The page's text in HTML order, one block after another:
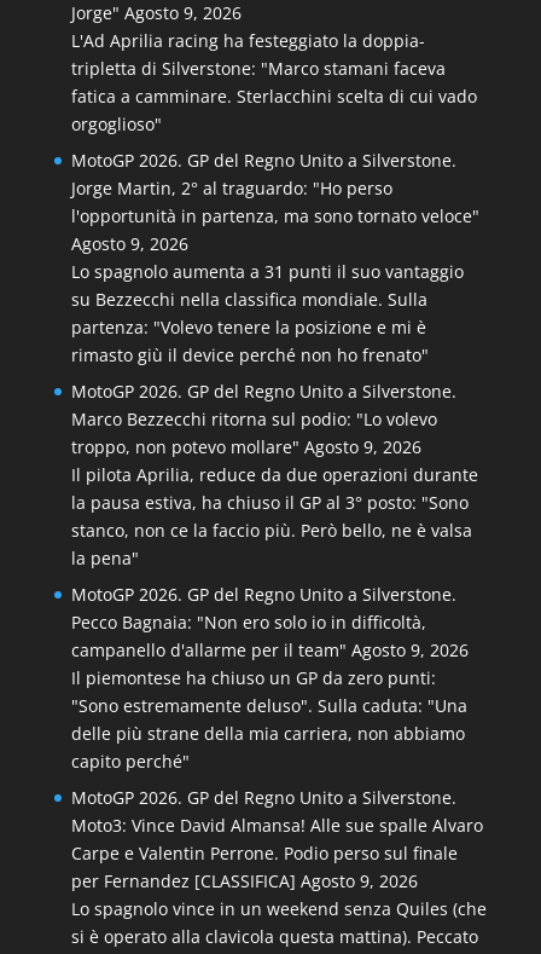
Jorge" Agosto 9, 2026
L'Ad Aprilia racing ha festeggiato la doppia-
tripletta di Silverstone: "Marco stamani faceva
fatica a camminare. Sterlacchini scelta di cui vado
orgoglioso"
MotoGP 2026. GP del Regno Unito a Silverstone.
Jorge Martin, 2° al traguardo: "Ho perso
l'opportunità in partenza, ma sono tornato veloce"
Agosto 9, 2026
Lo spagnolo aumenta a 31 punti il suo vantaggio
su Bezzecchi nella classifica mondiale. Sulla
partenza: "Volevo tenere la posizione e mi è
rimasto giù il device perché non ho frenato"
MotoGP 2026. GP del Regno Unito a Silverstone.
Marco Bezzecchi ritorna sul podio: "Lo volevo
troppo, non potevo mollare" Agosto 9, 2026
Il pilota Aprilia, reduce da due operazioni durante
la pausa estiva, ha chiuso il GP al 3° posto: "Sono
stanco, non ce la faccio più. Però bello, ne è valsa
la pena"
MotoGP 2026. GP del Regno Unito a Silverstone.
Pecco Bagnaia: "Non ero solo io in difficoltà,
campanello d'allarme per il team" Agosto 9, 2026
Il piemontese ha chiuso un GP da zero punti:
"Sono estremamente deluso". Sulla caduta: "Una
delle più strane della mia carriera, non abbiamo
capito perché"
MotoGP 2026. GP del Regno Unito a Silverstone.
Moto3: Vince David Almansa! Alle sue spalle Alvaro
Carpe e Valentin Perrone. Podio perso sul finale
per Fernandez [CLASSIFICA] Agosto 9, 2026
Lo spagnolo vince in un weekend senza Quiles (che
si è operato alla clavicola questa mattina). Peccato